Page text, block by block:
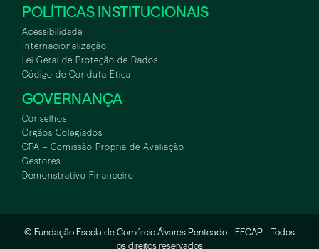
POLÍTICAS INSTITUCIONAIS
Acessibilidade
Internacionalização
Lei Geral de Proteção de Dados
Código de Conduta Ética
GOVERNANÇA
Conselhos
Orgãos Colegiados
CPA – Comissão Própria de Avaliação
Gestores
Demonstrativo Financeiro
© Fundação Escola de Comércio Álvares Penteado - FECAP - Todos
os direitos reservados